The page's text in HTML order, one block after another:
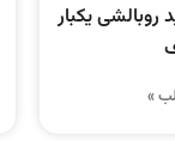
روبالشی یکبار
»